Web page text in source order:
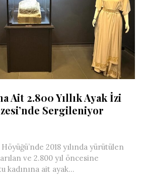
Ait 2.800 Yıllık Ayak İzi
Sergileniyor
2018 yılında yürütülen
ve 2.800 yıl öncesine
ait ayak...